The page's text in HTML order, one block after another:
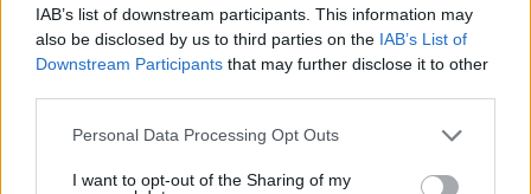
IAB’s list of downstream participants. This information may
also be disclosed by us to third parties on the IAB’s List of
Downstream Participants that may further disclose it to other
Please note that this website/app uses one or more Google
not limited to your visit or usage behaviour. You may click to
Personal Data Processing Opt Outs
I want to opt-out of the Sharing of my
Η Smart φοιτητική κατοικία στην καρδιά της Αθήνας
03.08.2026, 10:56
Διασκεδάζουμε υπεύθυνα, επιστρέφουμε με ασφάλεια